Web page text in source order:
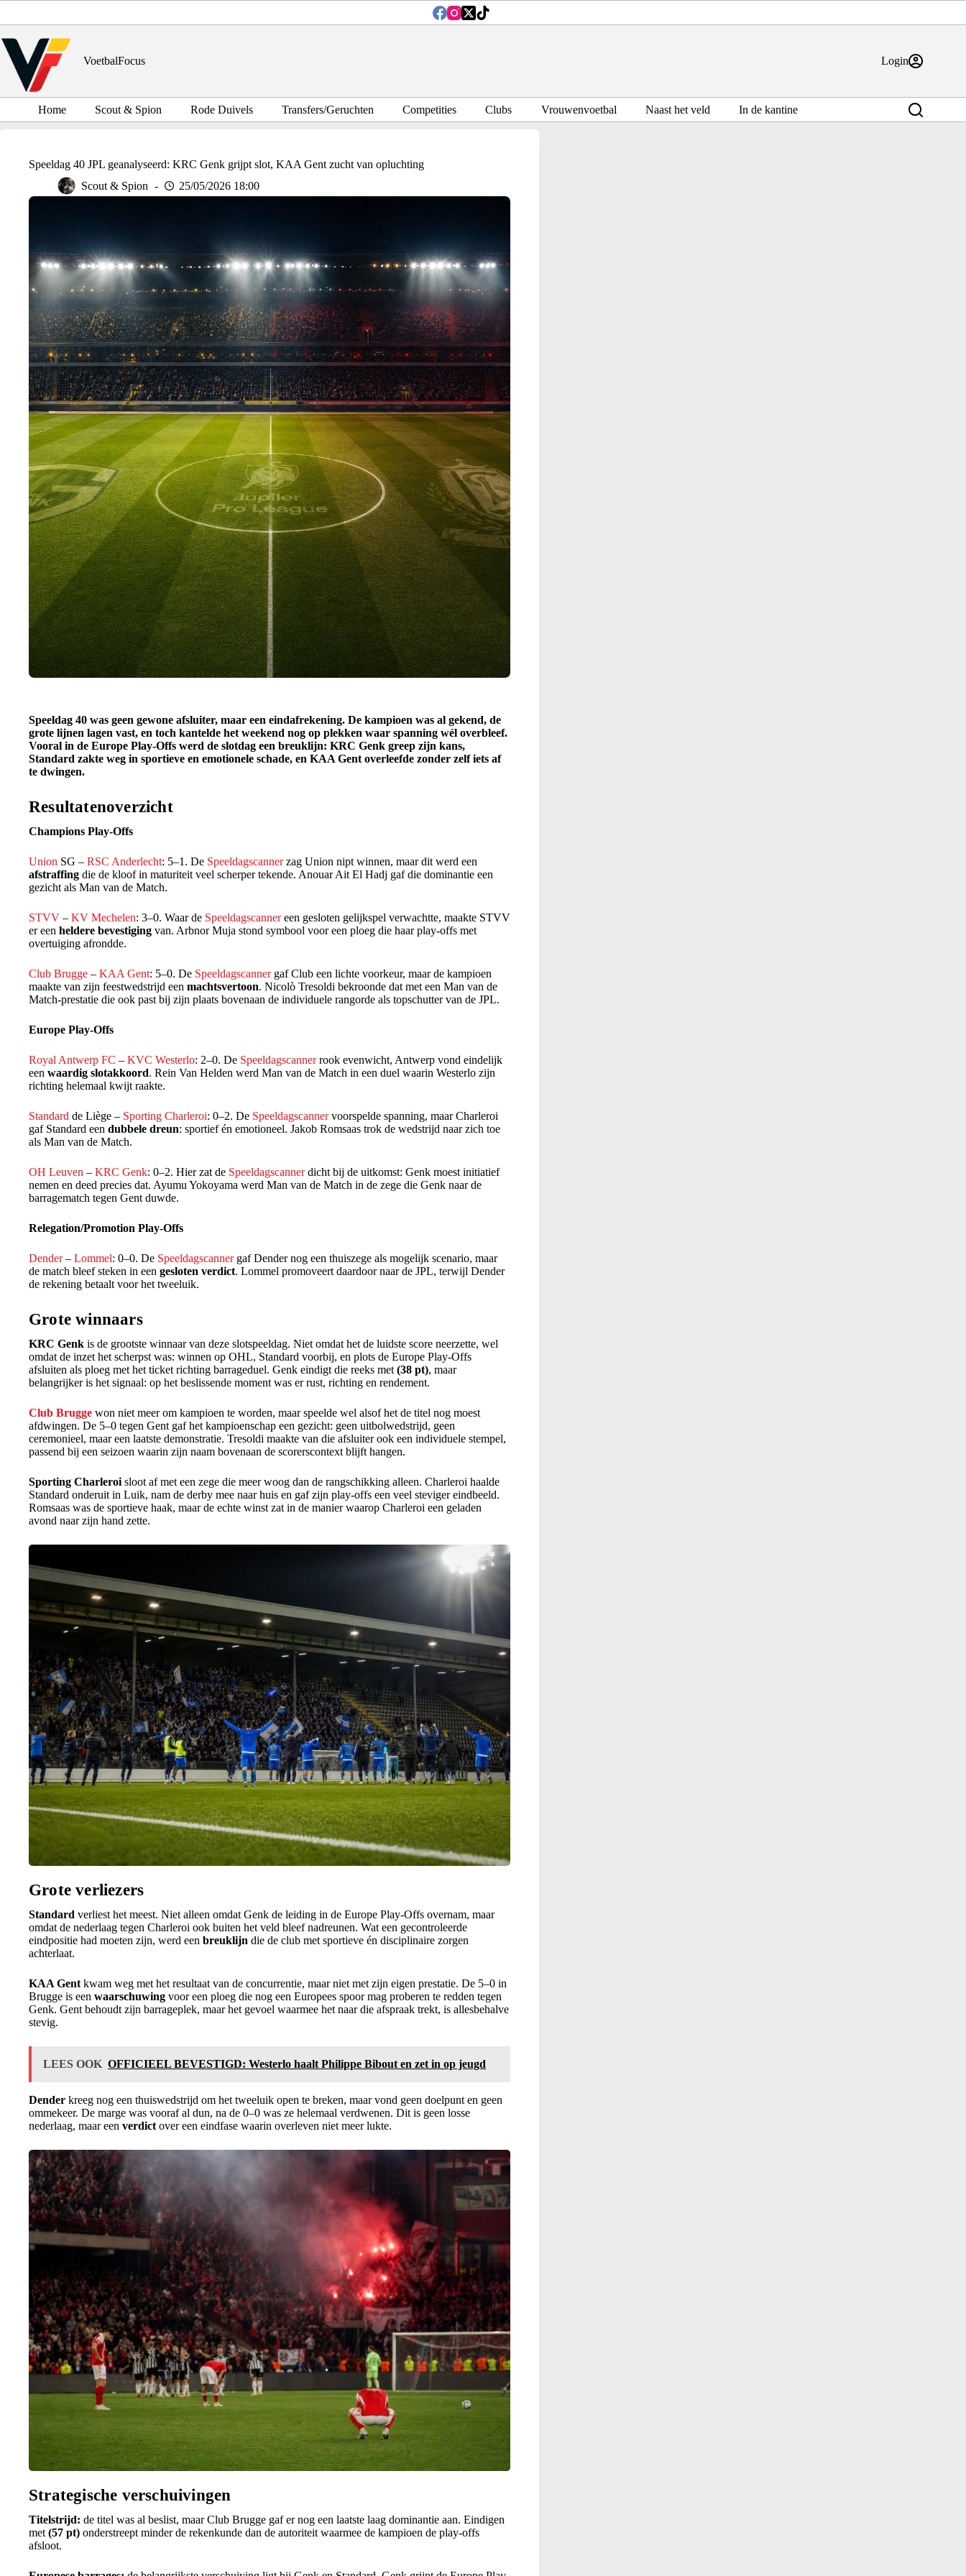
inhoud
VoetbalFocus
Login
Home Scout & Spion Rode Duivels Transfers/Geruchten Competities Clubs Vrouwenvoetbal Naast het veld In de kantine
Speeldag 40 JPL geanalyseerd: KRC Genk grijpt slot, KAA Gent zucht van opluchting
Scout & Spion
25/05/2026 18:00
Speeldag 40 was geen gewone afsluiter, maar een eindafrekening. De kampioen was al gekend, de
grote lijnen lagen vast, en toch kantelde het weekend nog op plekken waar spanning wél overbleef.
Vooral in de Europe Play-Offs werd de slotdag een breuklijn: KRC Genk greep zijn kans,
Standard zakte weg in sportieve en emotionele schade, en KAA Gent overleefde zonder zelf iets af
te dwingen.
Resultatenoverzicht
Champions Play-Offs
Union SG – RSC Anderlecht: 5–1. De Speeldagscannerzag Union nipt winnen, maar dit werd een
afstraffing die de kloof in maturiteit veel scherper tekende. Anouar Ait El Hadj gaf die dominantie een
gezicht als Man van de Match.
STVV – KV Mechelen: 3–0. Waar de Speeldagscannereen gesloten gelijkspel verwachtte, maakte STVV
er een heldere bevestiging van. Arbnor Muja stond symbool voor een ploeg die haar play-offs met
overtuiging afrondde.
Club Brugge – KAA Gent: 5–0. De Speeldagscannergaf Club een lichte voorkeur, maar de kampioen
maakte van zijn feestwedstrijd een machtsvertoon. Nicolò Tresoldi bekroonde dat met een Man van de
Match-prestatie die ook past bij zijn plaats bovenaan de individuele rangorde als topschutter van de JPL.
Europe Play-Offs
Royal Antwerp FC – KVC Westerlo: 2–0. De Speeldagscannerrook evenwicht, Antwerp vond eindelijk
een waardig slotakkoord. Rein Van Helden werd Man van de Match in een duel waarin Westerlo zijn
richting helemaal kwijt raakte.
Standard de Liège – Sporting Charleroi: 0–2. De Speeldagscannervoorspelde spanning, maar Charleroi
gaf Standard een dubbele dreun: sportief én emotioneel. Jakob Romsaas trok de wedstrijd naar zich toe
als Man van de Match.
OH Leuven – KRC Genk: 0–2. Hier zat de Speeldagscannerdicht bij de uitkomst: Genk moest initiatief
nemen en deed precies dat. Ayumu Yokoyama werd Man van de Match in de zege die Genk naar de
barragematch tegen Gent duwde.
Relegation/Promotion Play-Offs
Dender– Lommel: 0–0. De Speeldagscannergaf Dender nog een thuiszege als mogelijk scenario, maar
de match bleef steken in een gesloten verdict. Lommel promoveert daardoor naar de JPL, terwijl Dender
de rekening betaalt voor het tweeluik.
Grote winnaars
KRC Genk is de grootste winnaar van deze slotspeeldag. Niet omdat het de luidste score neerzette, wel
omdat de inzet het scherpst was: winnen op OHL, Standard voorbij, en plots de Europe Play-Offs
afsluiten als ploeg met het ticket richting barrageduel. Genk eindigt die reeks met (38 pt), maar
belangrijker is het signaal: op het beslissende moment was er rust, richting en rendement.
Club Brugge won niet meer om kampioen te worden, maar speelde wel alsof het de titel nog moest
afdwingen. De 5–0 tegen Gent gaf het kampioenschap een gezicht: geen uitbolwedstrijd, geen
ceremonieel, maar een laatste demonstratie. Tresoldi maakte van die afsluiter ook een individuele stempel,
passend bij een seizoen waarin zijn naam bovenaan de scorerscontext blijft hangen.
Sporting Charleroi sloot af met een zege die meer woog dan de rangschikking alleen. Charleroi haalde
Standard onderuit in Luik, nam de derby mee naar huis en gaf zijn play-offs een veel steviger eindbeeld.
Romsaas was de sportieve haak, maar de echte winst zat in de manier waarop Charleroi een geladen
avond naar zijn hand zette.
Grote verliezers
Standard verliest het meest. Niet alleen omdat Genk de leiding in de Europe Play-Offs overnam, maar
omdat de nederlaag tegen Charleroi ook buiten het veld bleef nadreunen. Wat een gecontroleerde
eindpositie had moeten zijn, werd een breuklijn die de club met sportieve én disciplinaire zorgen
achterlaat.
KAA Gent kwam weg met het resultaat van de concurrentie, maar niet met zijn eigen prestatie. De 5–0 in
Brugge is een waarschuwing voor een ploeg die nog een Europees spoor mag proberen te redden tegen
Genk. Gent behoudt zijn barrageplek, maar het gevoel waarmee het naar die afspraak trekt, is allesbehalve
stevig.
LEES OOK OFFICIEEL BEVESTIGD: Westerlo haalt Philippe Bibout en zet in op jeugd
Dender kreeg nog een thuiswedstrijd om het tweeluik open te breken, maar vond geen doelpunt en geen
ommekeer. De marge was vooraf al dun, na de 0–0 was ze helemaal verdwenen. Dit is geen losse
nederlaag, maar een verdict over een eindfase waarin overleven niet meer lukte.
Strategische verschuivingen
Titelstrijd: de titel was al beslist, maar Club Brugge gaf er nog een laatste laag dominantie aan. Eindigen
met (57 pt) onderstreept minder de rekenkunde dan de autoriteit waarmee de kampioen de play-offs
afsloot.